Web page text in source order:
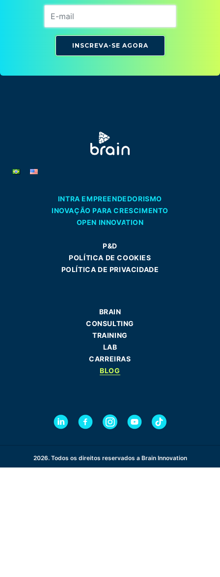
INSCREVA-SE AGORA
INTRA EMPREENDEDORISMO
INOVAÇÃO PARA CRESCIMENTO
OPEN INNOVATION
P&D
POLÍTICA DE COOKIES
POLÍTICA DE PRIVACIDADE
BRAIN
CONSULTING
TRAINING
LAB
CARREIRAS
BLOG
2026. Todos os direitos reservados a Brain Innovation